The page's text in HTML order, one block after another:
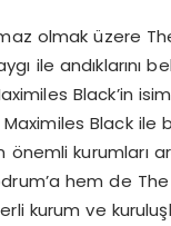
olmak üzere
ile andıklarını
Black’in
Maximiles Black
kurumları
hem de
kurum ve